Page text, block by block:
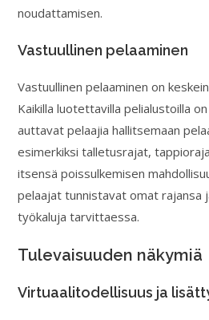
noudattamisen.
Vastuullinen pelaaminen
Vastuullinen pelaaminen on
Kaikilla luotettavilla pelialustoilla
auttavat pelaajia hallitsemaan
esimerkiksi talletusrajat,
itsensä poissulkemisen
pelaajat tunnistavat omat rajansa
työkaluja tarvittaessa.
Tulevaisuuden näkymiä
Virtuaalitodellisuus ja